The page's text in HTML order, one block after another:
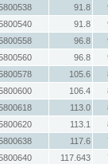
91.8
91.8
96.8
96.8
105.6
106.4
113.0
113.1
117.6
117.643